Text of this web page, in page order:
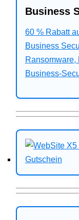
Business
60 % Rabatt
Business
Business-